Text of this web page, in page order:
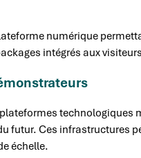
numérique
intégrés aux
technologiques
futur. Ces infrastructures
échelle.